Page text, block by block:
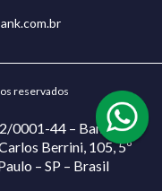
reservados
0001-44 – Banco
Berrini, 105, 5º
– SP – Brasil